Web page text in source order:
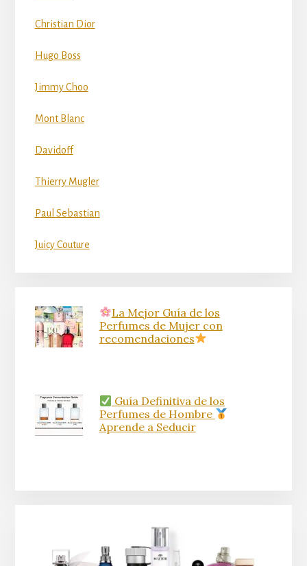
Christian Dior
Hugo Boss
Jimmy Choo
Mont Blanc
Davidoff
Thierry Mugler
Paul Sebastian
Juicy Couture
La Mejor Guía de los
Perfumes de Mujer con
recomendaciones
Guía Definitiva de los
Perfumes de Hombre
Aprende a Seducir